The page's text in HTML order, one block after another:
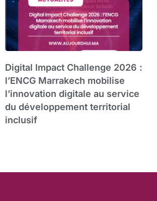
Digital Impact Challenge 2026 :
l’ENCG Marrakech mobilise
l’innovation digitale au service
du développement territorial
inclusif